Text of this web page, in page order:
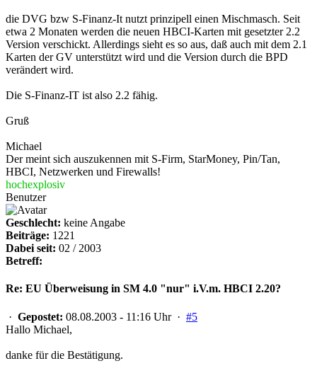
die DVG bzw S-Finanz-It nutzt prinzipell einen Mischmasch. Seit
etwa 2 Monaten werden die neuen HBCI-Karten mit gesetzter 2.2
Version verschickt. Allerdings sieht es so aus, daß auch mit dem 2.1
Karten der GV unterstützt wird und die Version durch die BPD
verändert wird.
Die S-Finanz-IT ist also 2.2 fähig.
Gruß
Michael
Der meint sich auszukennen mit S-Firm, StarMoney, Pin/Tan,
HBCI, Netzwerken und Firewalls!
hochexplosiv
Benutzer
Geschlecht: keine Angabe
Beiträge: 1221
Dabei seit: 02 / 2003
Betreff:
Re: EU Überweisung in SM 4.0 "nur" i.V.m. HBCI 2.20?
· Gepostet: 08.08.2003 - 11:16 Uhr · #5
Hallo Michael,
danke für die Bestätigung.